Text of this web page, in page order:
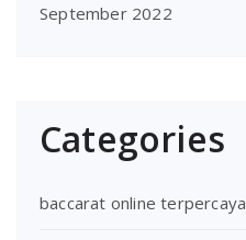
September 2022
Categories
baccarat online terpercaya